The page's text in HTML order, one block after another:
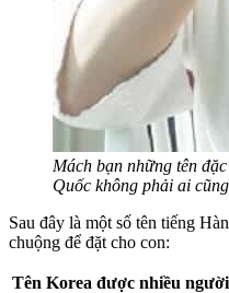
Mách bạn những tên
Quốc không phải ai
Sau đây là một số tên tiếng
chuộng để đặt cho con:
Tên Korea được nhiều